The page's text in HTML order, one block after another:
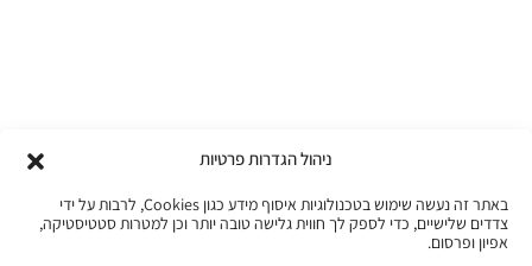
ניהול הגדרות פרטיות
באתר זה נעשה שימוש בטכנולוגיות איסוף מידע כגון Cookies, לרבות על ידי
צדדים שלישיים, כדי לספק לך חווית גלישה טובה יותר וכן למטרות סטטיסטיקה,
אפיון ופרסום.
מכל מקום ובכל זמן שנוח לכם!